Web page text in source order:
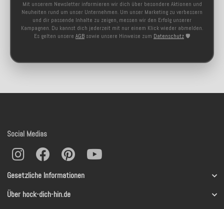
Mit unserem Newsletter informieren wir dich über besondere Aktionen und
Neuheiten rund um unser Unternehmen. Um unser Marketing zu verbessern
und dir passende Inhalte zu zeigen, messen wir den Erfolg unserer
Kampagnen. Du kannst dich jederzeit mit nur einem Klick wieder abmelden.
Es gelten unsere AGB sowie unsere Hinweise zum Datenschutz 🛡️
Gesetzliche Informationen
Über hock-dich-hin.de
Social Medias